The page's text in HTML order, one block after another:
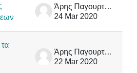
Άρης Παγουρτζής
24 Mar 2020
Άρης Παγουρτζής
22 Mar 2020